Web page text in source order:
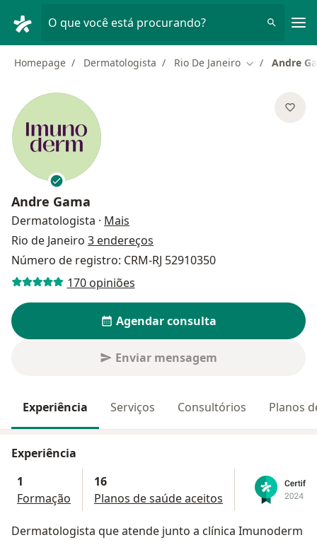
O que você está procurando?
Homepage Dermatologista Rio De Janeiro Mudar de
Andre
Andre Gama
Dermatologista · Mais
Rio de Janeiro 3 endereços
Número de registro: CRM-RJ 52910350
170 opiniões
Agendar consulta
Enviar mensagem
Experiência Serviços Consultórios Planos
Experiência
1
Formação
16
Planos de saúde aceitos
Dermatologista que atende junto a clínica Imunoderm